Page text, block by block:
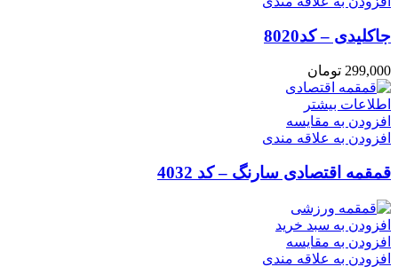
جاکلیدی – کد8020
299,000 تومان
اطلاعات بیشتر
افزودن به مقایسه
افزودن به علاقه مندی
قمقمه اقتصادی سارنگ – کد 4032
افزودن به سبد خرید
افزودن به مقایسه
افزودن به علاقه مندی